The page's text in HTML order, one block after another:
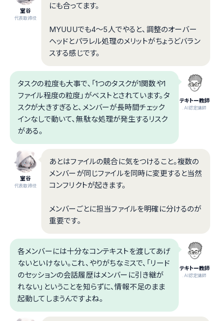
室谷
代表取締役
にも合ってます。
MYUUUでも4〜5人でやると、調整のオーバー
ヘッドとパラレル処理のメリットがちょうどバラン
スする感じです。
テキトー教師
.AI認定講師
タスクの粒度も大事で、「1つのタスクが1関数や1
ファイル程度の粒度」がベストとされています。タ
スクが大きすぎると、メンバーが長時間チェック
インなしで動いて、無駄な処理が発生するリスク
がある。
室谷
代表取締役
あとはファイルの競合に気をつけること。複数の
メンバーが同じファイルを同時に変更すると当然
コンフリクトが起きます。
メンバーごとに担当ファイルを明確に分けるのが
重要です。
テキトー教師
.AI認定講師
各メンバーには十分なコンテキストを渡してあげ
ないといけない。これ、やりがちなミスで、「リード
のセッションの会話履歴はメンバーに引き継が
れない」ということを知らずに、情報不足のまま
起動してしまうんですよね。